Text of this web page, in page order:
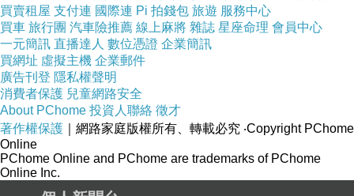
買賣租屋 支付連 國際連 Pi 拍錢包 旅遊 服務中心
買車 旅行團 汽車險推薦 線上麻將 雜誌 星座命理 會員中心
一元簡訊 直播達人 數位憑證 企業簡訊
買網址 虛擬主機 企業郵件
廣告刊登 隱私權聲明
消費者保護 兒童網路安全
About PChome 投資人聯絡 徵才
著作權保護 ｜網路家庭版權所有、轉載必究 ‧Copyright PChome
Online
PChome Online and PChome are trademarks of PChome
Online Inc.